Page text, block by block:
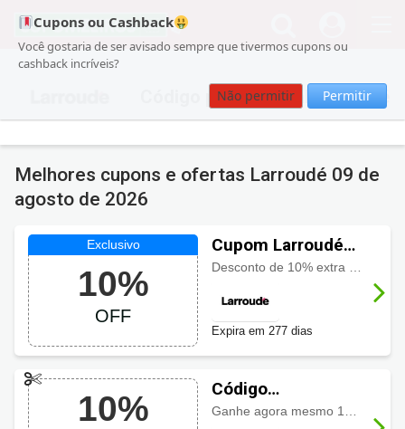
Cupons ou Cashback
Você gostaria de ser avisado sempre que tivermos cupons ou
cashback incríveis?
Não permitir Permitir
Código promocional Larroudé
Melhores cupons e ofertas Larroudé 09 de
agosto de 2026
10%
OFF
Cupom Larroudé
10% OFF em todo
Expira em 277 dias
10%
Código
promocional